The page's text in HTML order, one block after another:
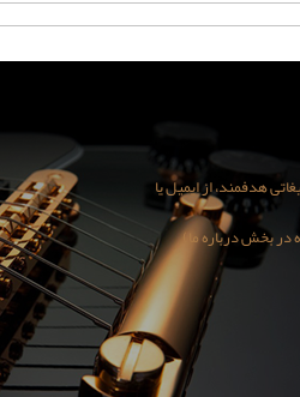
هدفمند، از ایمیل یا
در بخش درباره ما)